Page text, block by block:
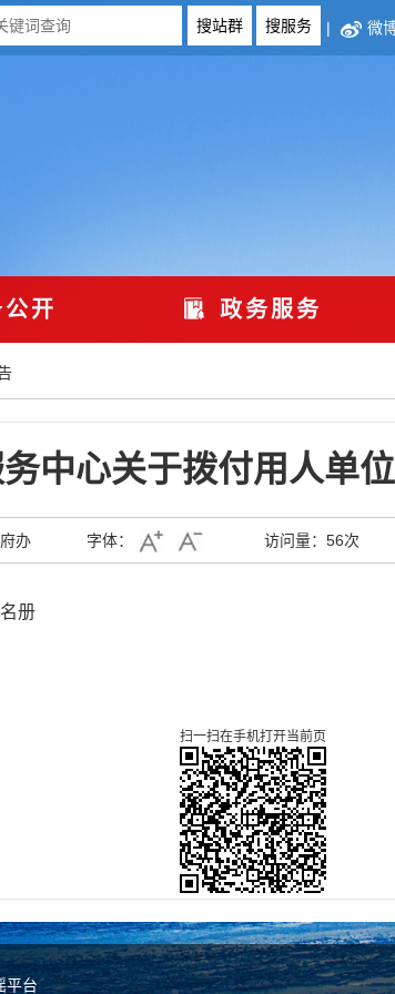
| 微
开 政务服务
中心关于拨付用人单
办 字体： 访问量： 56次
册
扫一扫在手机打开当前页
平台